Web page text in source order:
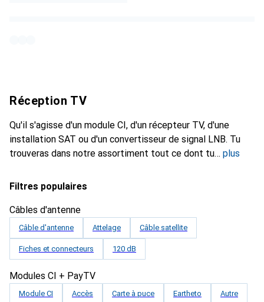
Réception TV
Qu'il s'agisse d'un module CI, d'un récepteur TV, d'une
installation SAT ou d'un convertisseur de signal LNB. Tu
trouveras dans notre assortiment tout ce dont tu
plus
Filtres populaires
Câbles d'antenne
Câble d'antenne Attelage Câble satellite
Fiches et connecteurs 120 dB
Modules CI + PayTV
Module CI Accès Carte à puce Eartheto Autre